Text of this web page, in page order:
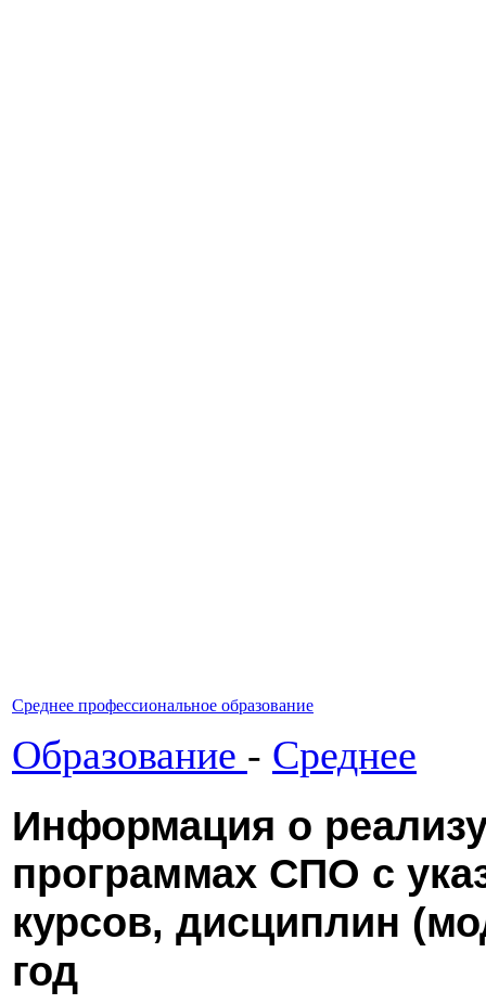
Среднее профессиональное образование
Образование - Среднее
Информация о
программах СПО с
курсов, дисциплин
год